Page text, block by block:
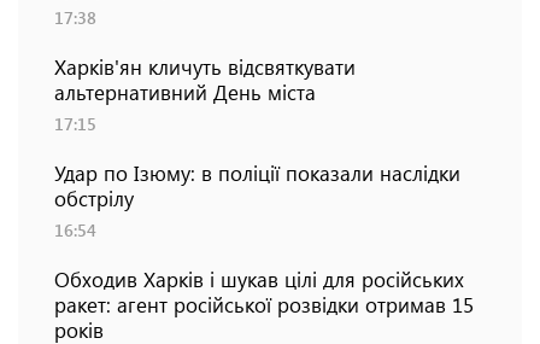
17:38
Харків'ян кличуть відсвяткувати
альтернативний День міста
17:15
Удар по Ізюму: в поліції показали наслідки
обстрілу
16:54
Обходив Харків і шукав цілі для російських
ракет: агент російської розвідки отримав 15
років